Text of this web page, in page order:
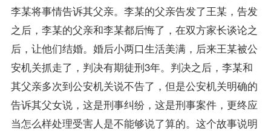
李某将事情告诉其父亲。李某的父亲告发了王某，告发
之后，李某的父亲和李某都后悔了，在双方家长谈论之
后，让他们结婚。婚后小两口生活美满，后来王某被公
安机关抓走了，判决有期徒刑3年。判决之后，李某和
其父亲多次到公安机关说不告了，但是公安机关明确的
告诉其父女说，这是刑事纠纷，这是刑事案件，更终应
当怎么样处理受害人是不能够说了算的。这个故事说明